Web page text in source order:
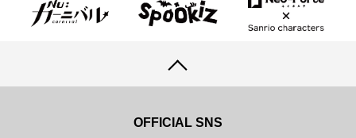
OFFICIAL SNS